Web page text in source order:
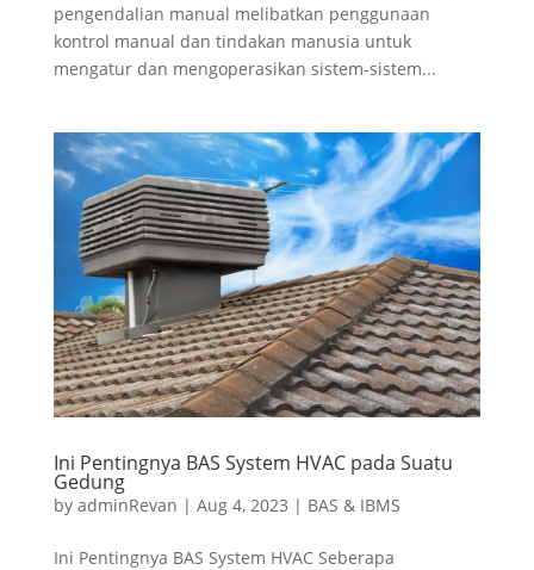
pengendalian manual melibatkan penggunaan
kontrol manual dan tindakan manusia untuk
mengatur dan mengoperasikan sistem-sistem...
Ini Pentingnya BAS System HVAC pada Suatu
Gedung
by adminRevan | Aug 4, 2023 | BAS & IBMS
Ini Pentingnya BAS System HVAC Seberapa